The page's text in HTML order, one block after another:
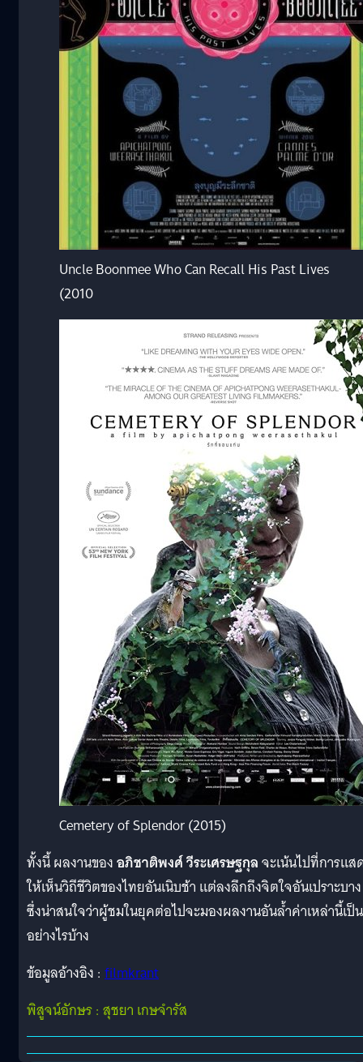
Uncle Boonmee Who Can Recall His Past Lives
(2010
Cemetery of Splendor (2015)
ทั้งนี้ ผลงานของอภิชาติพงศ์ วีระเศรษฐกุลจะเน้นไปที่การแส
ให้เห็นวิถีชีวิตของไทยอันเนิบช้า แต่ลงลึกถึงจิตใจอันเปราะบาง
ซึ่งน่าสนใจว่าผู้ชมในยุคต่อไปจะมองผลงานอันล้ำค่าเหล่านี้เป็น
อย่างไรบ้าง
ข้อมูลอ้างอิง : filmkrant
พิสูจน์อักษร : สุชยา เกษจำรัส